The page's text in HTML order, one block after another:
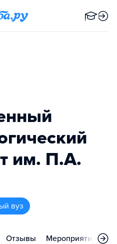
им. П.А.
вуз
Отзывы Мероприятия